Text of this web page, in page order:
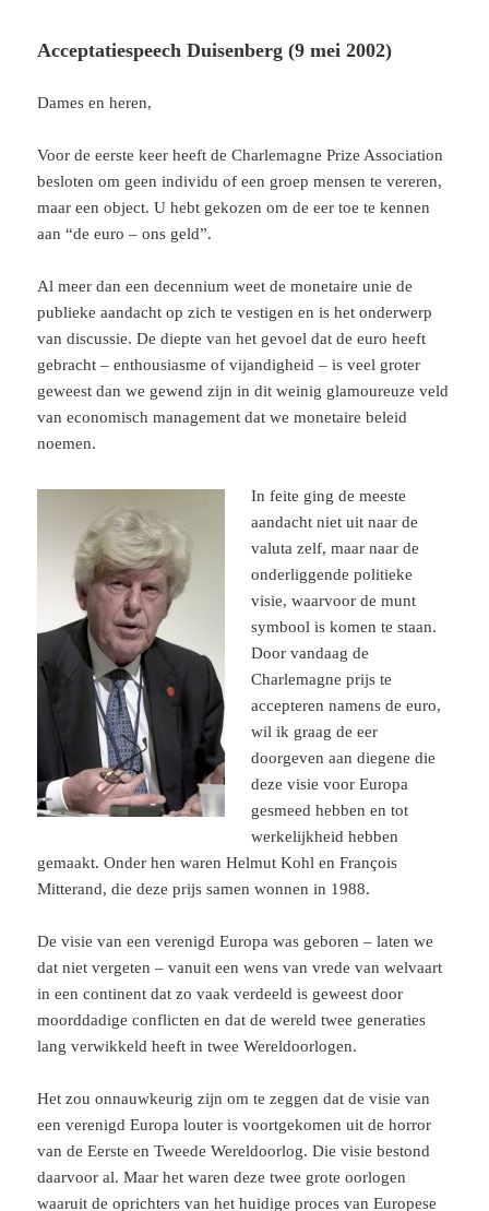
Acceptatiespeech Duisenberg (9 mei 2002)
Dames en heren,
Voor de eerste keer heeft de Charlemagne Prize Association
besloten om geen individu of een groep mensen te vereren,
maar een object. U hebt gekozen om de eer toe te kennen
aan “de euro – ons geld”.
Al meer dan een decennium weet de monetaire unie de
publieke aandacht op zich te vestigen en is het onderwerp
van discussie. De diepte van het gevoel dat de euro heeft
gebracht – enthousiasme of vijandigheid – is veel groter
geweest dan we gewend zijn in dit weinig glamoureuze veld
van economisch management dat we monetaire beleid
noemen.
In feite ging de meeste
aandacht niet uit naar de
valuta zelf, maar naar de
onderliggende politieke
visie, waarvoor de munt
symbool is komen te staan.
Door vandaag de
Charlemagne prijs te
accepteren namens de euro,
wil ik graag de eer
doorgeven aan diegene die
deze visie voor Europa
gesmeed hebben en tot
werkelijkheid hebben
gemaakt. Onder hen waren Helmut Kohl en François
Mitterand, die deze prijs samen wonnen in 1988.
De visie van een verenigd Europa was geboren – laten we
dat niet vergeten – vanuit een wens van vrede van welvaart
in een continent dat zo vaak verdeeld is geweest door
moorddadige conflicten en dat de wereld twee generaties
lang verwikkeld heeft in twee Wereldoorlogen.
Het zou onnauwkeurig zijn om te zeggen dat de visie van
een verenigd Europa louter is voortgekomen uit de horror
van de Eerste en Tweede Wereldoorlog. Die visie bestond
daarvoor al. Maar het waren deze twee grote oorlogen
waaruit de oprichters van het huidige proces van Europese